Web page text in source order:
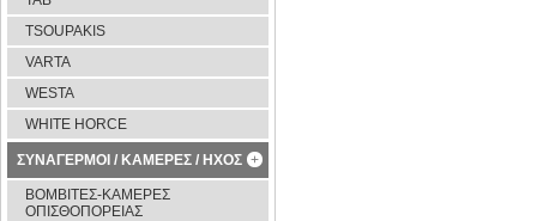
TSOUPAKIS
VARTA
WESTA
WHITE HORCE
ΣΥΝΑΓΕΡΜΟΙ / ΚΑΜΕΡΕΣ / ΗΧΟΣ
ΒΟΜΒΙΤΕΣ-ΚΑΜΕΡΕΣ
ΟΠΙΣΘΟΠΟΡΕΙΑΣ